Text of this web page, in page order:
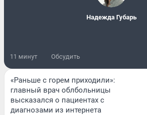
Надежда Губарь
11 минут Обсудить
«Раньше с горем приходили»:
главный врач облбольницы
высказался о пациентах с
диагнозами из интернета